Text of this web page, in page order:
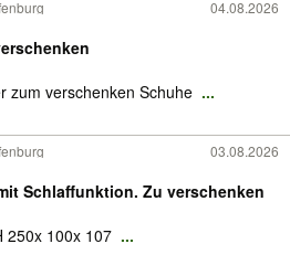
04.08.2026
zum verschenken Schuhe ...
03.08.2026
Sofa mit Schlaffunktion. Zu verschenken
250x 100x 107 ...